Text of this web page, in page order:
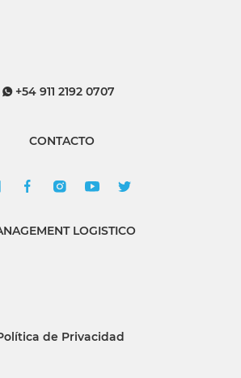
+54 911 2192 0707
CONTACTO
LOGISTICO
de Privacidad